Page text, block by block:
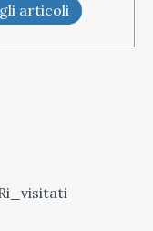
articoli